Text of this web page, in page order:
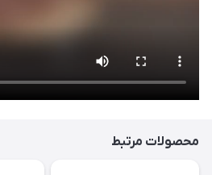
محصولات مرتبط